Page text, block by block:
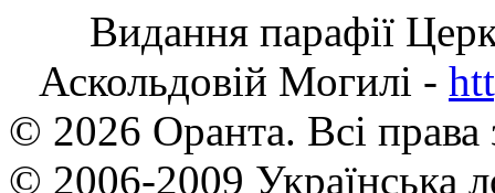
Видання парафії
Аскольдовій Могилі -
© 2026 Оранта. Всі
© 2006-2009 Українська